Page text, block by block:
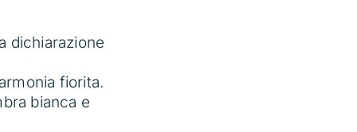
dichiarazione
fiorita.
bianca e